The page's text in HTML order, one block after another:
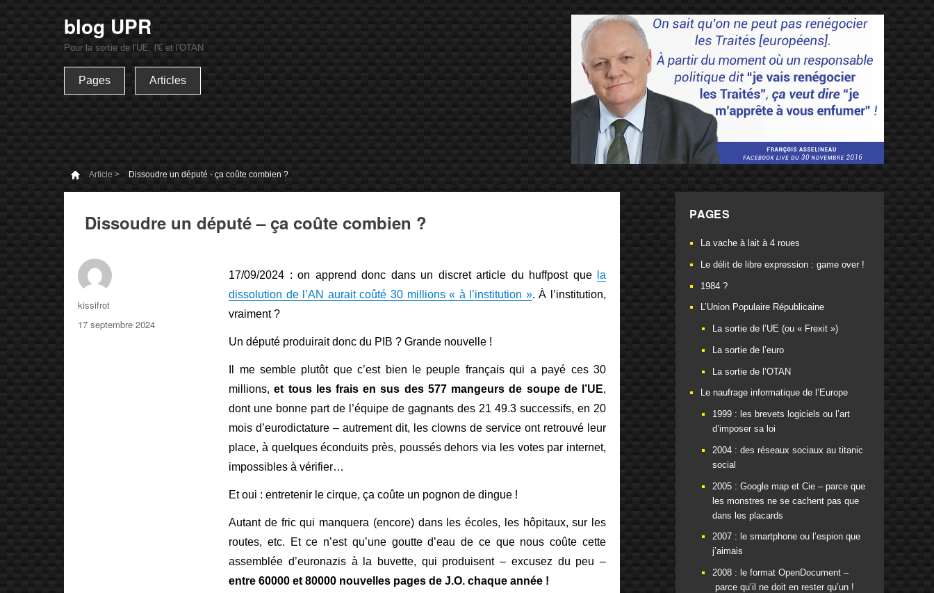
blog UPR
Pour la sortie de l'UE, l'€ et l'OTAN
Pages Articles
Article > Dissoudre un député - ça coûte combien ?
Dissoudre un député – ça coûte combien ?
17/09/2024 : on apprend donc dans un discret article du huffpost que
la
dissolution de l’AN aurait coûté 30 millions « à l’institution ». À l’institution,
vraiment ?
Un député produirait donc du PIB ? Grande nouvelle !
Il me semble plutôt que c’est bien le peuple français qui a payé ces 30
millions,et tous les frais en sus des 577 mangeurs de soupe de l’UE,
dont une bonne part de l’équipe de gagnants des 21 49.3 successifs, en 20
mois d’eurodictature – autrement dit, les clowns de service ont retrouvé leur
place, à quelques éconduits près, poussés dehors via les votes par internet,
impossibles à vérifier…
Et oui : entretenir le cirque, ça coûte un pognon de dingue !
Autant de fric qui manquera (encore) dans les écoles, les hôpitaux, sur les
routes, etc. Et ce n’est qu’une goutte d’eau de ce que nous coûte cette
assemblée d’euronazis à la buvette, qui produisent – excusez du peu –
entre 60000 et 80000 nouvelles pages de J.O. chaque année !
Auteur
kissifrot
Publié
17 septembre 2024
PAGES
La vache à lait à 4 roues
Le délit de libre expression : game over !
1984 ?
L’Union Populaire Républicaine
La sortie de l’UE (ou « Frexit »)
La sortie de l’euro
La sortie de l’OTAN
Le naufrage informatique de l’Europe
1999 : les brevets logiciels ou l’art
d’imposer sa loi
2004 : des réseaux sociaux au titanic
social
2005 : Google map et Cie – parce que
les monstres ne se cachent pas que
dans les placards
2007 : le smartphone ou l’espion que
j’aimais
2008 : le format OpenDocument –
parce qu’il ne doit en rester qu’un !